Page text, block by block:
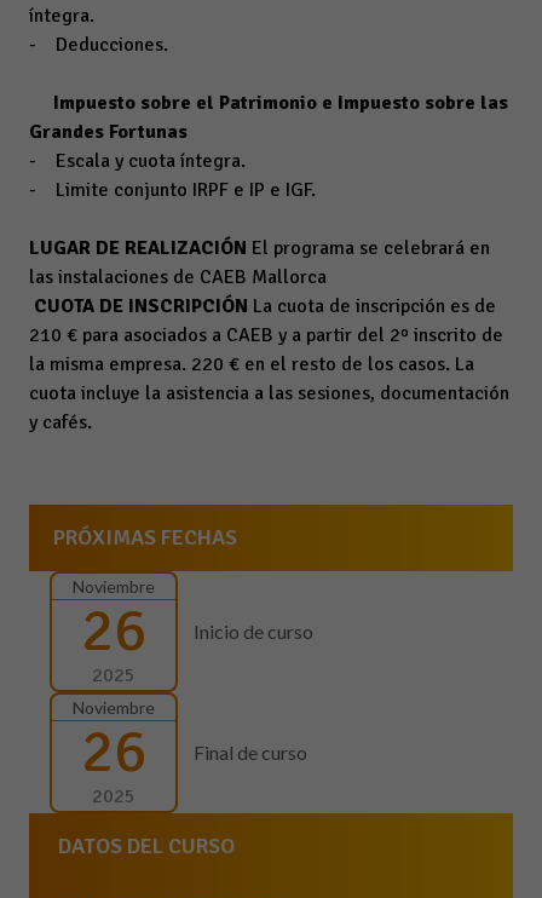
PRÓXIMAS FECHAS
Noviembre
26
2025
Inicio de curso
Noviembre
26
2025
Final de curso
DATOS DEL CURSO
íntegra.
- Deducciones.
Impuesto sobre el Patrimonio e Impuesto sobre las
Grandes Fortunas
- Escala y cuota íntegra.
- Limite conjunto IRPF e IP e IGF.
LUGAR DE REALIZACIÓN El programa se celebrará en
las instalaciones de CAEB Mallorca
CUOTA DE INSCRIPCIÓN La cuota de inscripción es de
210 € para asociados a CAEB y a partir del 2º inscrito de
la misma empresa. 220 € en el resto de los casos. La
cuota incluye la asistencia a las sesiones, documentación
y cafés.